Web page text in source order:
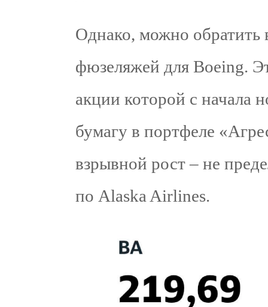
Однако, можно обратить
фюзеляжей для Boeing.
акции которой с начала
бумагу в портфеле
взрывной рост – не
по Alaska Airlines.